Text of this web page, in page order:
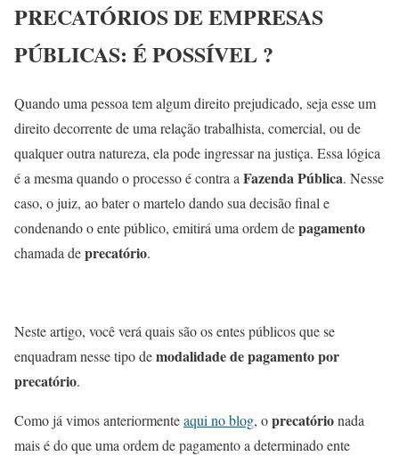
PRECATÓRIOS DE EMPRESAS
PÚBLICAS: É POSSÍVEL ?
Quando uma pessoa tem algum direito prejudicado, seja esse um
direito decorrente de uma relação trabalhista, comercial, ou de
qualquer outra natureza, ela pode ingressar na justiça. Essa lógica
é a mesma quando o processo é contra a Fazenda Pública. Nesse
caso, o juiz, ao bater o martelo dando sua decisão final e
condenando o ente público, emitirá uma ordem depagamento
chamada deprecatório.
Neste artigo, você verá quais são os entes públicos que se
enquadram nesse tipo demodalidade de pagamento por
precatório.
Como já vimos anteriormenteaqui no blog, oprecatórionada
mais é do que uma ordem de pagamento a determinado ente